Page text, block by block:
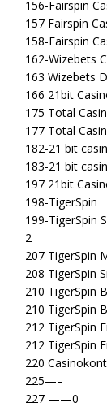
156-Fairspin
157 Fairspin
158-Fairspin
162-Wizebets
163 Wizebets
166 21bit
175 Total
177 Total
182-21 bit
183-21 bit
197 21bit
198-TigerSpin
199-TigerSpin
2
207 TigerSpin
208 TigerSpin
210 TigerSpin
210 TigerSpin
212 TigerSpin
212 TigerSpin
220
225—–
227 ——0